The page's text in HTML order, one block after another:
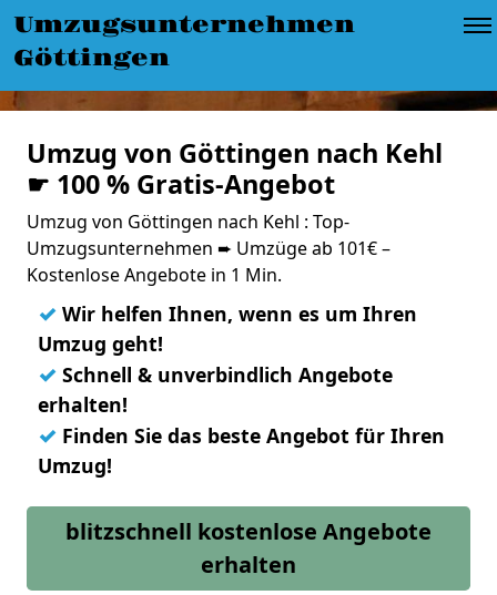
Umzugsunternehmen
Göttingen
Umzug von Göttingen nach Kehl
☛ 100 % Gratis-Angebot
Umzug von Göttingen nach Kehl : Top-
Umzugsunternehmen ➨ Umzüge ab 101€ –
Kostenlose Angebote in 1 Min.
✓ Wir helfen Ihnen, wenn es um Ihren
Umzug geht!
✓ Schnell & unverbindlich Angebote
erhalten!
✓ Finden Sie das beste Angebot für Ihren
Umzug!
blitzschnell kostenlose Angebote
erhalten